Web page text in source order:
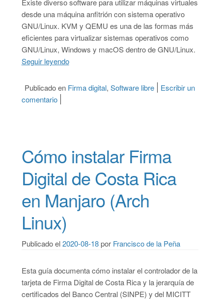
Existe diverso software para utilizar máquinas virtuales
desde una máquina anfitrión con sistema operativo
GNU/Linux. KVM y QEMU es una de las formas más
eficientes para virtualizar sistemas operativos como
GNU/Linux, Windows y macOS dentro de GNU/Linux.
Seguir leyendo“Cómo utilizar Firma Digital de Costa Rica en
Publicado en Firma digital, Software libre
Escribir un
comentarioon Cómo utilizar Firma Digital de Costa Rica en
Cómo instalar Firma
Digital de Costa Rica
en Manjaro (Arch
Linux)
Publicado el2020-08-18por Francisco de la Peña
Esta guía documenta cómo instalar el controlador de la
tarjeta de Firma Digital de Costa Rica y la jerarquía de
certificados del Banco Central (SINPE) y del MICITT